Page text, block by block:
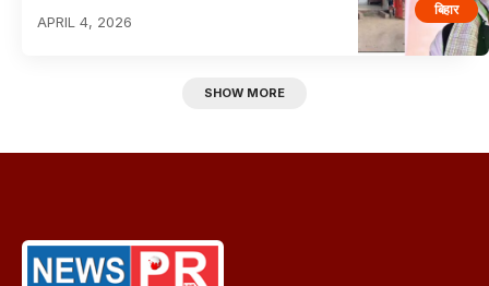
बिहार
APRIL 4, 2026
SHOW MORE